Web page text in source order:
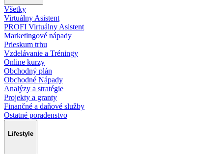
Všetky
Virtuálny Asistent
PROFI Virtuálny Asistent
Marketingové nápady
Prieskum trhu
Vzdelávanie a Tréningy
Online kurzy
Obchodný plán
Obchodné Nápady
Analýzy a stratégie
Projekty a granty
Finančné a daňové služby
Ostatné poradenstvo
Lifestyle